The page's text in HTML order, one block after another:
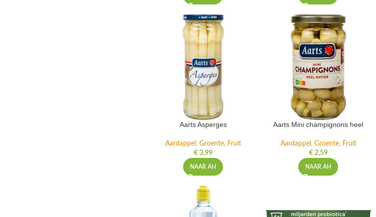
Aarts Asperges
Aardappel, Groente, Fruit
€3,99
NAAR AH
Aarts Mini champignons heel
Aardappel, Groente, Fruit
€2,59
NAAR AH